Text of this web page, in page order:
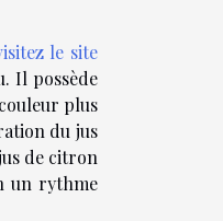
le site
Il possède
plus
du jus
de citron
un rythme